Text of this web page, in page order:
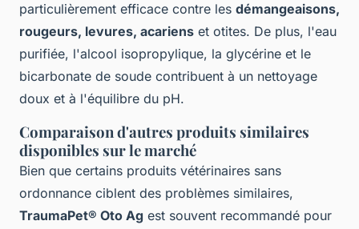
particulièrement efficace contre les démangeaisons,
rougeurs, levures, acariens et otites. De plus, l'eau
purifiée, l'alcool isopropylique, la glycérine et le
bicarbonate de soude contribuent à un nettoyage
doux et à l'équilibre du pH.
Comparaison d'autres produits similaires
disponibles sur le marché
Bien que certains produits vétérinaires sans
ordonnance ciblent des problèmes similaires,
TraumaPet® Oto Ag est souvent recommandé pour